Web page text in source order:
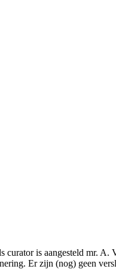
is aangesteld mr. A.
Er zijn (nog) geen